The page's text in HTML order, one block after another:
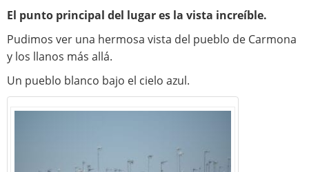
El punto principal del lugar es la vista increíble.
Pudimos ver una hermosa vista del pueblo de Carmona
y los llanos más allá.
Un pueblo blanco bajo el cielo azul.